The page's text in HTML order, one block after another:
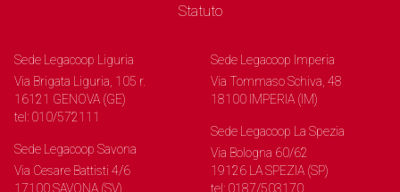
Statuto
Sede Legacoop Liguria
Via Brigata Liguria, 105 r.
16121 GENOVA (GE)
tel: 010/572111
Sede Legacoop Savona
Via Cesare Battisti 4/6
17100 SAVONA (SV)
Sede Legacoop Imperia
Via Tommaso Schiva, 48
18100 IMPERIA (IM)
Sede Legacoop La Spezia
Via Bologna 60/62
19126 LA SPEZIA (SP)
tel: 0187/503170